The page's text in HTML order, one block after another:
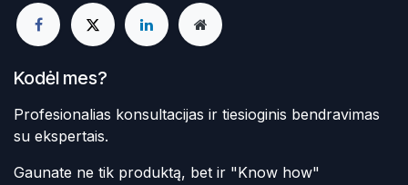
Kodėl mes?
Profesionalias konsultacijas ir tiesioginis bendravimas
su ekspertais.
Gaunate ne tik produktą, bet ir "Know how"